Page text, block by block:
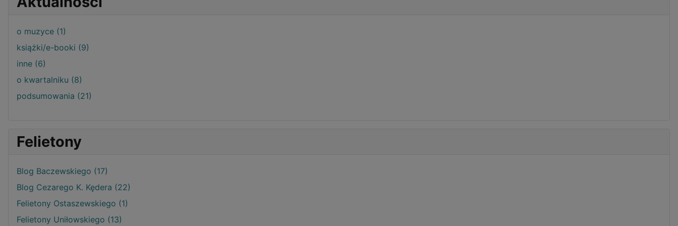
o muzyce (1)
książki/e-booki (9)
inne (6)
o kwartalniku (8)
podsumowania (21)
Felietony
Blog Baczewskiego (17)
Blog Cezarego K. Kędera (22)
Felietony Ostaszewskiego (1)
Felietony Uniłowskiego (13)